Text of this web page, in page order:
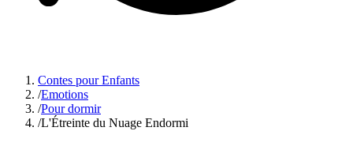
Contes pour Enfants
/Emotions
/Pour dormir
/L'Étreinte du Nuage Endormi